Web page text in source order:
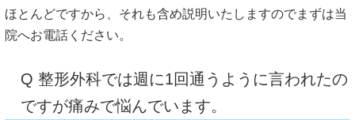
ほとんどですから、それも含め説明いたしますのでまずは当
院へお電話ください。
Q 整形外科では週に1回通うように言われたの
ですが痛みで悩んでいます。